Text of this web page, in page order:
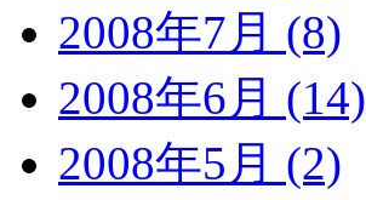
2008年7月 (8)
2008年6月 (14)
2008年5月 (2)